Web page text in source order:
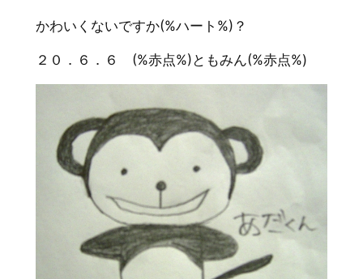
かわいくないですか(%ハート%)？
２０．６．６ (%赤点%)ともみん(%赤点%)